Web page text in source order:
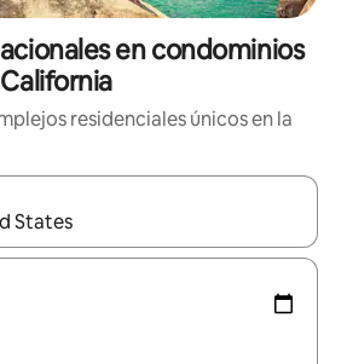
en condominios
residenciales únicos en la
estén disponibles, navega con las